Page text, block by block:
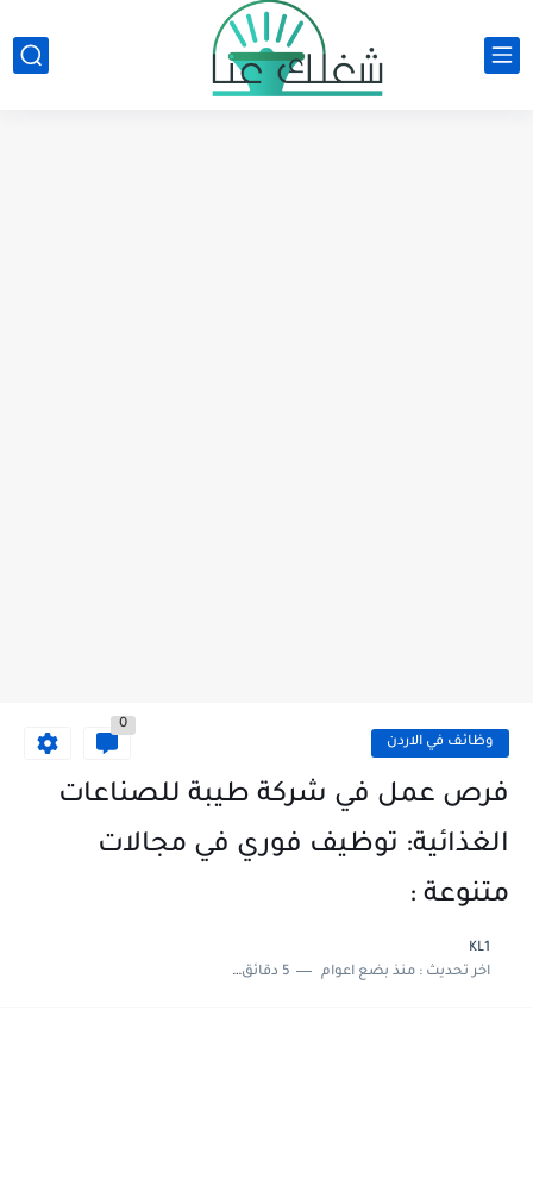
وظائف في الاردن
0
فرص عمل في شركة طيبة للصناعات
الغذائية: توظيف فوري في مجالات
متنوعة :
KL1
اخر تحديث :منذ بضع اعوام 5 دقائق للقراءة